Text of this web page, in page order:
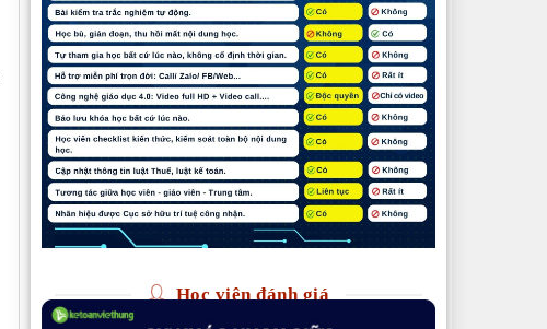
Học viên đánh giá